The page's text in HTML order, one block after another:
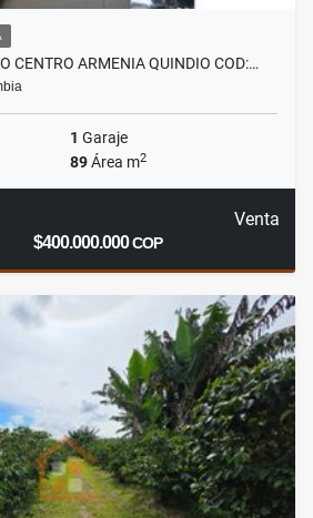
CENTRO ARMENIA QUINDIO COD:…
1 Garaje
89Área m2
Venta
$400.000.000COP